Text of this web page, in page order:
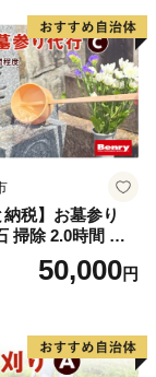
附をお寄せい
設(仙巌園、
約60施設)等
ごしま応援者
す。
日以内に住民
墓石 愛知県 小牧
納税】お墓参り
掃除 2.0時間 程
花 献香 雑草 除
き 清掃 お手入れ
墓石 愛知県 小牧
50,000円